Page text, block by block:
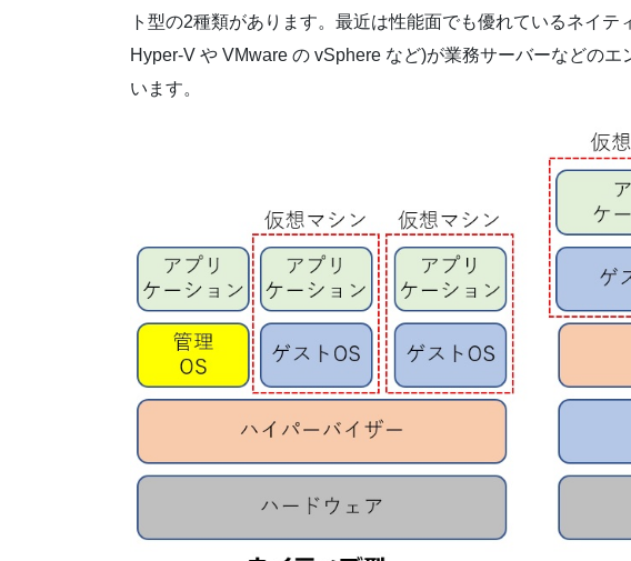
ト型の2種類があります。最近は性能面でも優れているネイ
Hyper-V や VMware の vSphere など)が業務サーバーなどの
います。